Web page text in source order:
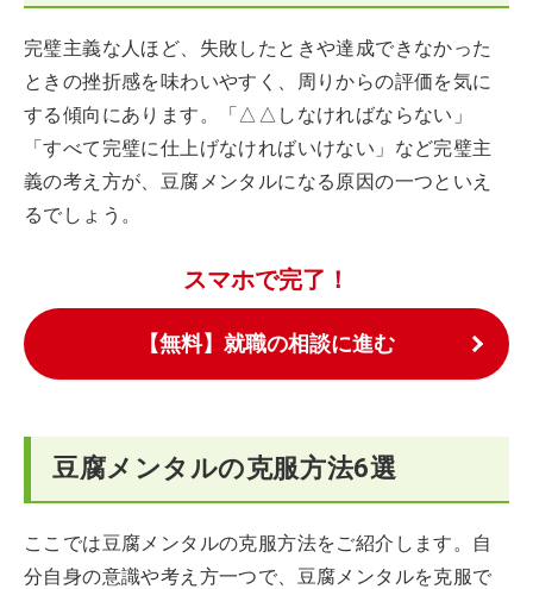
完璧主義な人ほど、失敗したときや達成できなかった
ときの挫折感を味わいやすく、周りからの評価を気に
する傾向にあります。「△△しなければならない」
「すべて完璧に仕上げなければいけない」など完璧主
義の考え方が、豆腐メンタルになる原因の一つといえ
るでしょう。
スマホで完了！
【無料】就職の相談に進む
豆腐メンタルの克服方法6選
ここでは豆腐メンタルの克服方法をご紹介します。自
分自身の意識や考え方一つで、豆腐メンタルを克服で